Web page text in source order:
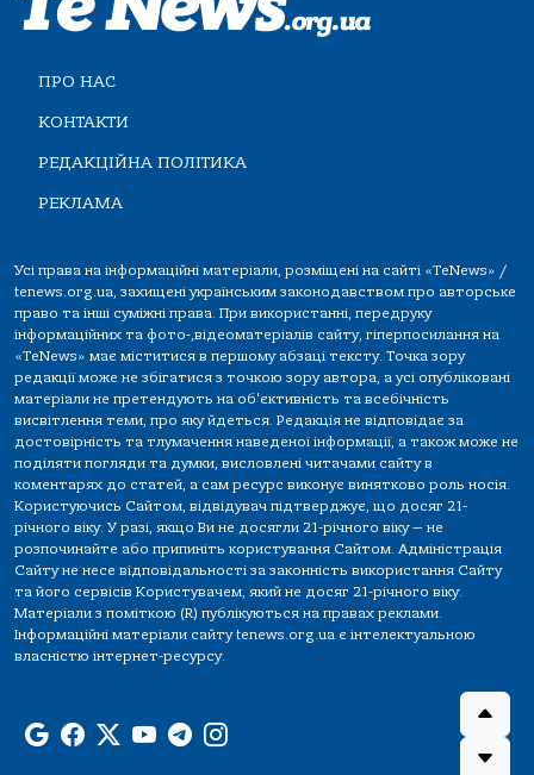
ПРО НАС
КОНТАКТИ
РЕДАКЦІЙНА ПОЛІТИКА
РЕКЛАМА
Усі права на інформаційні матеріали, розміщені на сайті «TeNews» /
tenews.org.ua, захищені українським законодавством про авторське
право та інші суміжні права. При використанні, передруку
інформаційних та фото-,відеоматеріалів сайту, гіперпосилання на
«TeNews» має міститися в першому абзаці тексту. Точка зору
редакції може не збігатися з точкою зору автора, а усі опубліковані
матеріали не претендують на об'єктивність та всебічність
висвітлення теми, про яку йдеться. Редакція не відповідає за
достовірність та тлумачення наведеної інформації, а також може не
поділяти погляди та думки, висловлені читачами сайту в
коментарях до статей, а сам ресурс виконує винятково роль носія.
Користуючись Сайтом, відвідувач підтверджує, що досяг 21-
річного віку. У разі, якщо Ви не досягли 21-річного віку — не
розпочинайте або припиніть користування Сайтом. Адміністрація
Сайту не несе відповідальності за законність використання Сайту
та його сервісів Користувачем, який не досяг 21-річного віку.
Матеріали з поміткою (R) публікуються на правах реклами.
Інформаційні матеріали сайту tenews.org.ua є інтелектуальною
власністю інтернет-ресурсу.